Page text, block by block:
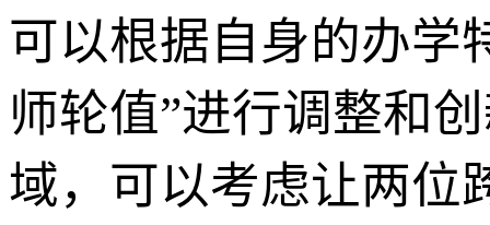
可以根据自身的办学
师轮值”进行调整和
域，可以考虑让两位